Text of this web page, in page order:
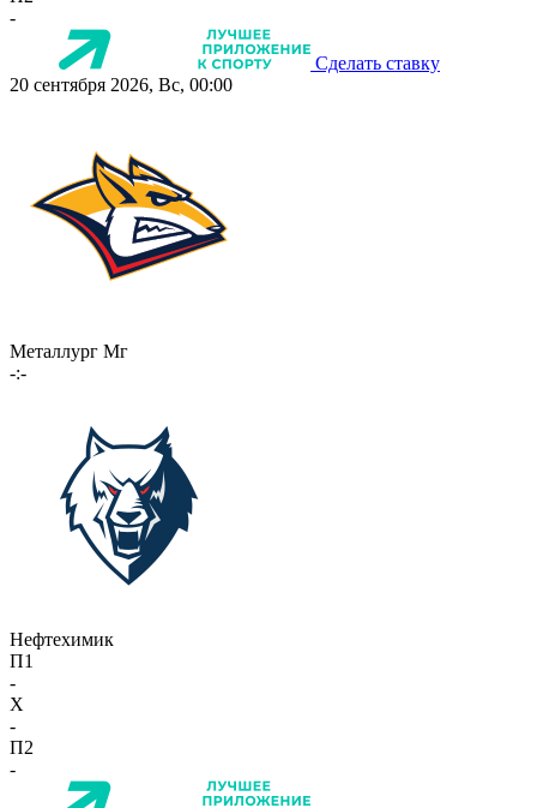
-
Сделать ставку
20 сентября 2026, Вс, 00:00
Металлург Мг
-:-
Нефтехимик
П1
-
X
-
П2
-